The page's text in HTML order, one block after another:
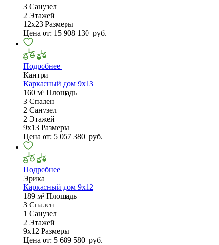
3 Санузел
2 Этажей
12х23 Размеры
Цена от: 15 908 130 руб.
Подробнее
Кантри
Каркасный дом 9х13
160 м² Площадь
3 Спален
2 Санузел
2 Этажей
9х13 Размеры
Цена от: 5 057 380 руб.
Подробнее
Эрика
Каркасный дом 9х12
189 м² Площадь
3 Спален
1 Санузел
2 Этажей
9х12 Размеры
Цена от: 5 689 580 руб.